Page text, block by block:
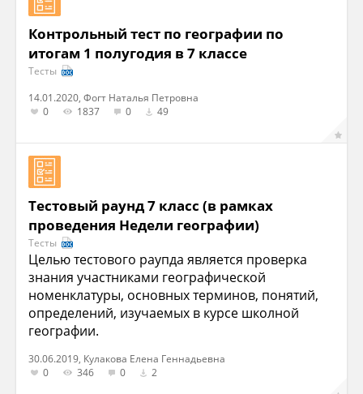
Контрольный тест по географии по
итогам 1 полугодия в 7 классе
Тесты
14.01.2020, Фогт Наталья Петровна
0
1837 0 49
Тестовый раунд 7 класс (в рамках
проведения Недели географии)
Тесты
Целью тестового раупда является проверка
знания участниками географической
номенклатуры, основных терминов, понятий,
определений, изучаемых в курсе школной
географии.
30.06.2019, Кулакова Елена Геннадьевна
0
346 0 2